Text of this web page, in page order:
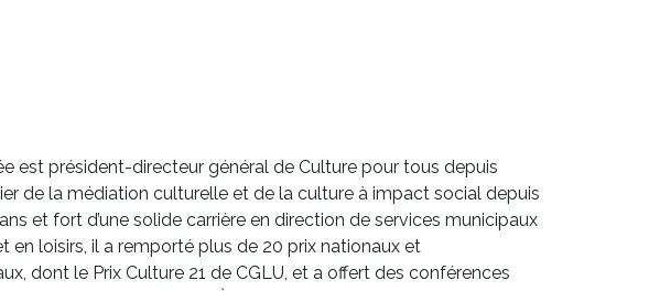
est président-directeur général de Culture pour tous depuis
de la médiation culturelle et de la culture à impact social depuis
et fort d’une solide carrière en direction de services municipaux
en loisirs, il a remporté plus de 20 prix nationaux et
dont le Prix Culture 21 de CGLU, et a offert des conférences